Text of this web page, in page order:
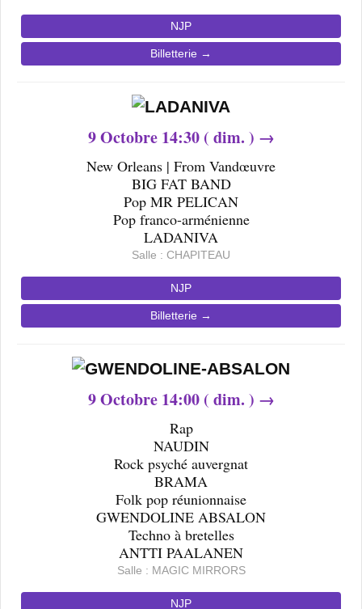
NJP
Billetterie →
9Octobre 14:30 ( dim. ) →
New Orleans | From Vandœuvre
BIG FAT BAND
Pop MR PELICAN
Pop franco-arménienne
LADANIVA
Salle : CHAPITEAU
NJP
Billetterie →
9Octobre 14:00 ( dim. ) →
Rap
NAUDIN
Rock psyché auvergnat
BRAMA
Folk pop réunionnaise
GWENDOLINE ABSALON
Techno à bretelles
ANTTI PAALANEN
Salle : MAGIC MIRRORS
NJP